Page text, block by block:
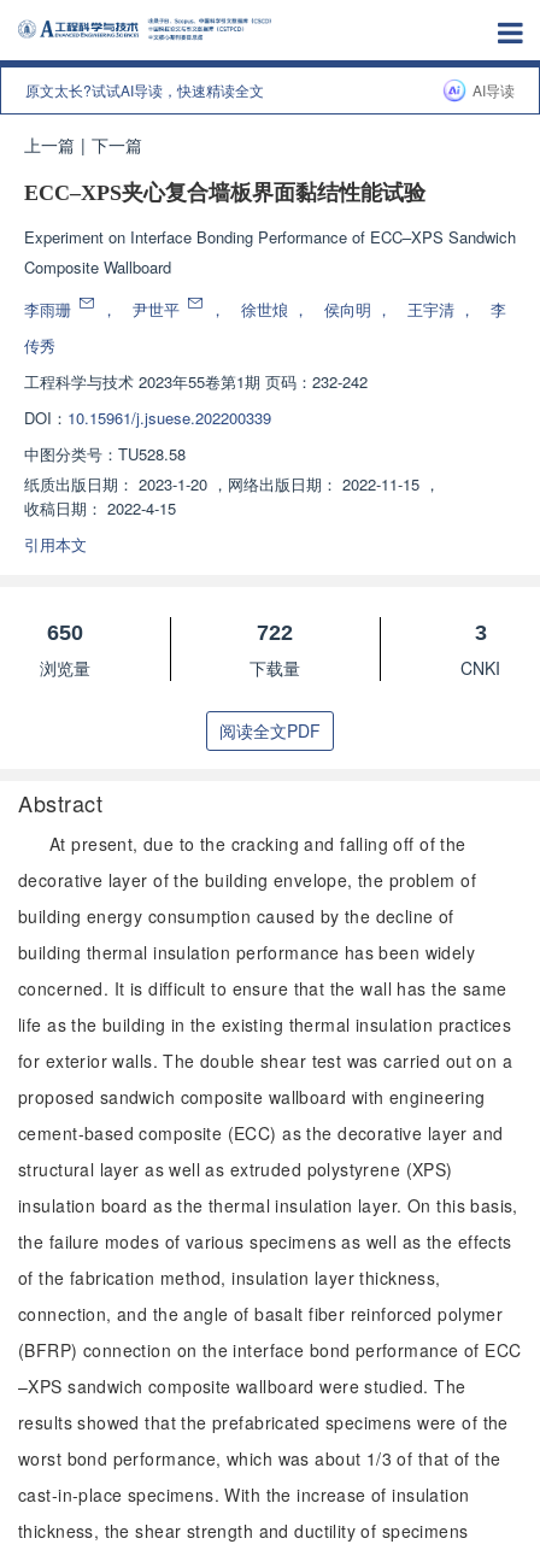
原文太长?试试AI导读，快速精读全文 AI导读
上一篇 | 下一篇
ECC–XPS夹心复合墙板界面黏结性能试验
Experiment on Interface Bonding Performance of ECC–XPS Sandwich
Composite Wallboard
李雨珊
， 尹世平 ， 徐世烺 ， 侯向明 ， 王宇清 ，
李
传秀
工程科学与技术 2023年55卷第1期 页码：232-242
DOI： 10.15961/j.jsuese.202200339
中图分类号： TU528.58
纸质出版日期： 2023-1-20 ， 网络出版日期： 2022-11-15 ，
收稿日期： 2022-4-15
引用本文
650
浏览量
722
下载量
3
CNKI
阅读全文PDF
Abstract
At present, due to the cracking and falling off of the
decorative layer of the building envelope, the problem of
building energy consumption caused by the decline of
building thermal insulation performance has been widely
concerned. It is difficult to ensure that the wall has the same
life as the building in the existing thermal insulation practices
for exterior walls. The double shear test was carried out on a
proposed sandwich composite wallboard with engineering
cement-based composite (ECC) as the decorative layer and
structural layer as well as extruded polystyrene (XPS)
insulation board as the thermal insulation layer. On this basis,
the failure modes of various specimens as well as the effects
of the fabrication method, insulation layer thickness,
connection, and the angle of basalt fiber reinforced polymer
(BFRP) connection on the interface bond performance of ECC
–XPS sandwich composite wallboard were studied. The
results showed that the prefabricated specimens were of the
worst bond performance, which was about 1/3 of that of the
cast-in-place specimens. With the increase of insulation
thickness, the shear strength and ductility of specimens